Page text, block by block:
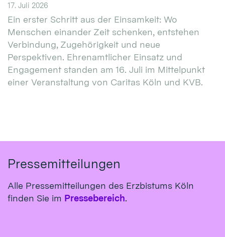
17. Juli 2026
Ein erster Schritt aus der Einsamkeit: Wo
Menschen einander Zeit schenken, entstehen
Verbindung, Zugehörigkeit und neue
Perspektiven. Ehrenamtlicher Einsatz und
Engagement standen am 16. Juli im Mittelpunkt
einer Veranstaltung von Caritas Köln und KVB.
Pressemitteilungen
Alle Pressemitteilungen des Erzbistums Köln
finden Sie im Pressebereich.